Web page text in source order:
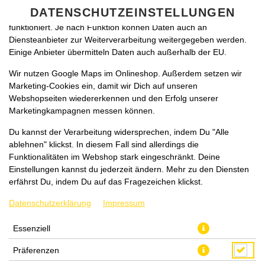
COCA-COLA
DATENSCHUTZEINSTELLUNGEN
benötigt, damit bei Deinem Besuch unseres Webshops auch alles
funktioniert. Je nach Funktion können Daten auch an
Diensteanbieter zur Weiterverarbeitung weitergegeben werden.
Einige Anbieter übermitteln Daten auch außerhalb der EU.
Wir nutzen Google Maps im Onlineshop. Außerdem setzen wir
Marketing-Cookies ein, damit wir Dich auf unseren
Webshopseiten wiedererkennen und den Erfolg unserer
Marketingkampagnen messen können.
Du kannst der Verarbeitung widersprechen, indem Du "Alle
ablehnen" klickst. In diesem Fall sind allerdings die
Funktionalitäten im Webshop stark eingeschränkt. Deine
Einstellungen kannst du jederzeit ändern. Mehr zu den Diensten
erfährst Du, indem Du auf das Fragezeichen klickst.
Datenschutzerklärung Impressum
Essenziell
Präferenzen